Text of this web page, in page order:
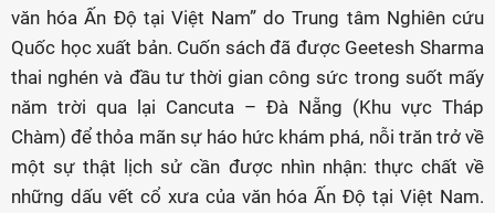
văn hóa Ấn Độ tại Việt Nam” do Trung tâm Nghiên cứu
Quốc học xuất bản. Cuốn sách đã được Geetesh Sharma
thai nghén và đầu tư thời gian công sức trong suốt mấy
năm trời qua lại Cancuta – Đà Nẵng (Khu vực Tháp
Chàm) để thỏa mãn sự háo hức khám phá, nỗi trăn trở về
một sự thật lịch sử cần được nhìn nhận: thực chất về
những dấu vết cổ xưa của văn hóa Ấn Độ tại Việt Nam.